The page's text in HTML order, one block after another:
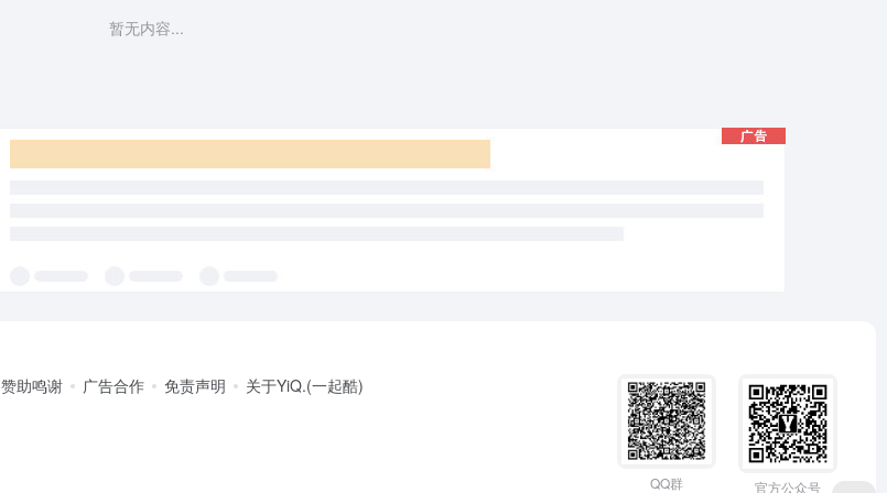
暂无内容...
赞助鸣谢 广告合作 免责声明 关于YiQ.(一起酷)
QQ群 官方公众号